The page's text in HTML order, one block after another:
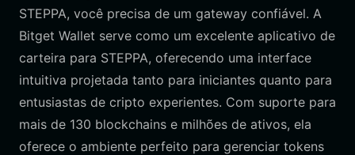
STEPPA, você precisa de um gateway confiável. A
Bitget Wallet serve como um excelente aplicativo de
carteira para STEPPA, oferecendo uma interface
intuitiva projetada tanto para iniciantes quanto para
entusiastas de cripto experientes. Com suporte para
mais de 130 blockchains e milhões de ativos, ela
oferece o ambiente perfeito para gerenciar tokens